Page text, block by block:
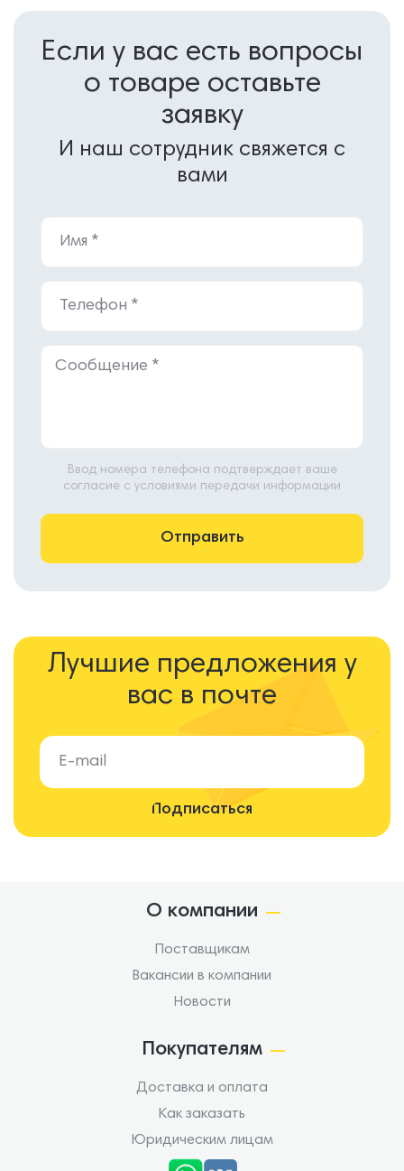
Если у вас есть вопросы
о товаре оставьте
заявку
И наш сотрудник свяжется с
вами
Ввод номера телефона подтверждает ваше
согласие с условиями передачи информации
Лучшие предложения у
вас в почте
О компании
Поставщикам
Вакансии в компании
Новости
Покупателям
Доставка и оплата
Как заказать
Юридическим лицам